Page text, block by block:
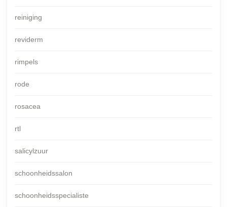
reiniging
reviderm
rimpels
rode
rosacea
rtl
salicylzuur
schoonheidssalon
schoonheidsspecialiste